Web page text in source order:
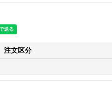
注文区分